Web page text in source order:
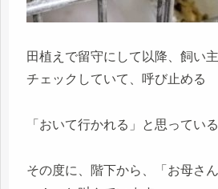
田植えで留守にして以降、飼い
チェックしていて、呼び止める
「おいて行かれる」と思ってい
その度に、階下から、「お母さ